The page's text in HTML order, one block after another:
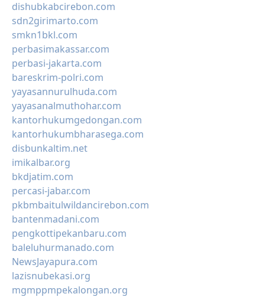
dishubkabcirebon.com
sdn2girimarto.com
smkn1bkl.com
perbasimakassar.com
perbasi-jakarta.com
bareskrim-polri.com
yayasannurulhuda.com
yayasanalmuthohar.com
kantorhukumgedongan.com
kantorhukumbharasega.com
disbunkaltim.net
imikalbar.org
bkdjatim.com
percasi-jabar.com
pkbmbaitulwildancirebon.com
bantenmadani.com
pengkottipekanbaru.com
baleluhurmanado.com
NewsJayapura.com
lazisnubekasi.org
mgmppmpekalongan.org